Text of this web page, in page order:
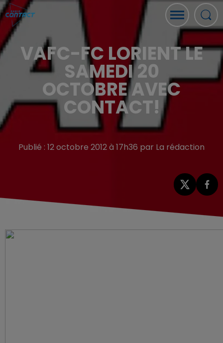
VAFC-FC LORIENT LE
SAMEDI 20
OCTOBRE AVEC
CONTACT!
Publié : 12 octobre 2012 à 17h36 par La rédaction